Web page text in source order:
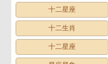
十二星座
十二生肖
十二星座